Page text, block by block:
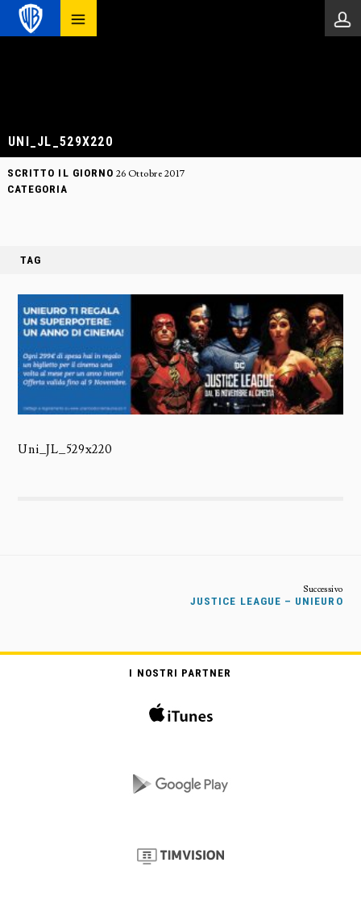
UNI_JL_529X220
SCRITTO IL GIORNO 26 Ottobre 2017
CATEGORIA
TAG
Uni_JL_529x220
JUSTICE LEAGUE – UNIEURO
I NOSTRI PARTNER